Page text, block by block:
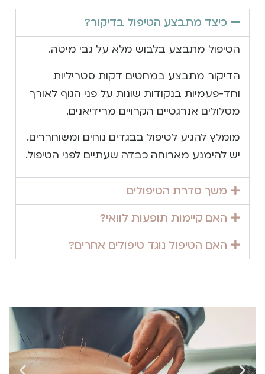
כיצד מתבצע הטיפול בדיקור?
הטיפול מתבצע בלבוש מלא על גבי מיטה.
הדיקור מתבצע במחטים דקות סטריליות
וחד-פעמיות בנקודות שונות על פני הגוף לאורך
מסלולים אנרגטיים הקרויים מרידיאנים.
מומלץ להגיע לטיפול בבגדים נוחים ומשוחררים.
יש להימנע מארוחה כבדה שעתיים לפני הטיפול.
משך סדרת הטיפולים
האם קיימות תופעות לוואי?
האם הטיפול נוגד טיפולים אחרים?